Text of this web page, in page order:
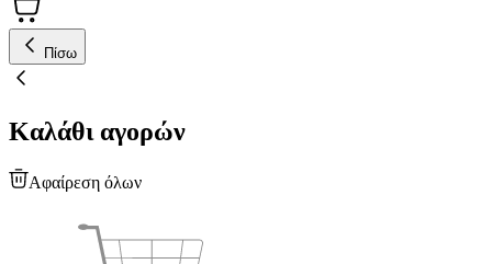
Πίσω
Καλάθι αγορών
Αφαίρεση όλων